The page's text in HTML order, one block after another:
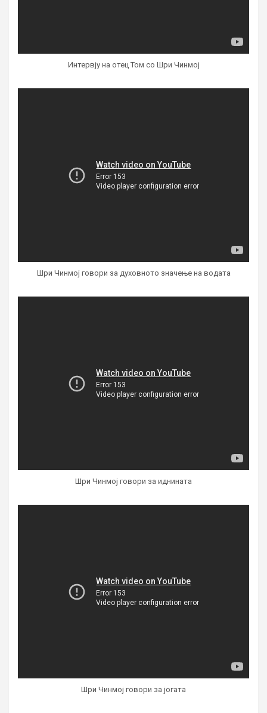
Интервју на oтец Том со Шри Чинмој
Шри Чинмој говори за духовното значење на водата
Шри Чинмој говори за иднината
Шри Чинмој говори за јогата